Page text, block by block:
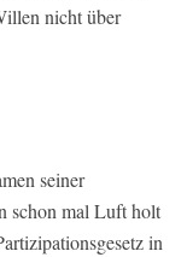
nicht über
seiner
schon mal Luft holt
in